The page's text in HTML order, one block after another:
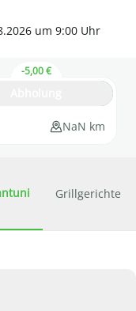
um 9:00 Uhr
-5,00 €
NaN km
Grillgerichte